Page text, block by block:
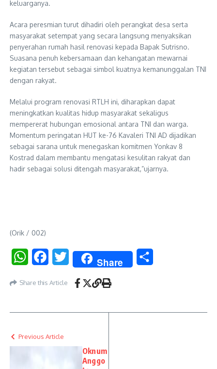
keluarganya.
Acara peresmian turut dihadiri oleh perangkat desa serta
masyarakat setempat yang secara langsung menyaksikan
penyerahan rumah hasil renovasi kepada Bapak Sutrisno.
Suasana penuh kebersamaan dan kehangatan mewarnai
kegiatan tersebut sebagai simbol kuatnya kemanunggalan TNI
dengan rakyat.
Melalui program renovasi RTLH ini, diharapkan dapat
meningkatkan kualitas hidup masyarakat sekaligus
mempererat hubungan emosional antara TNI dan warga.
Momentum peringatan HUT ke-76 Kavaleri TNI AD dijadikan
sebagai sarana untuk menegaskan komitmen Yonkav 8
Kostrad dalam membantu mengatasi kesulitan rakyat dan
hadir sebagai solusi ditengah masyarakat,”ujarnya.
(Orik / 002)
WhatsAppFacebookTwitter Share
Share this Article
Previous Article
Oknum
Anggo